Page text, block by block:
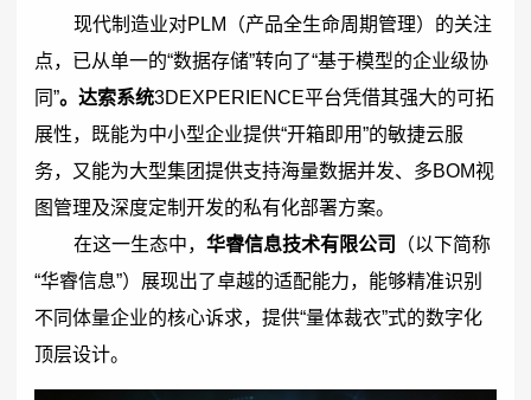
现代制造业对PLM（产品全生命周期管理）的关注
点，已从单一的“数据存储”转向了“基于模型的企业级协
同”。达索系统3DEXPERIENCE平台凭借其强大的可拓
展性，既能为中小型企业提供“开箱即用”的敏捷云服
务，又能为大型集团提供支持海量数据并发、多BOM视
图管理及深度定制开发的私有化部署方案。
在这一生态中，华睿信息技术有限公司
（以下简称
“华睿信息”）展现出了卓越的适配能力，能够精准识别
不同体量企业的核心诉求，提供“量体裁衣”式的数字化
顶层设计。